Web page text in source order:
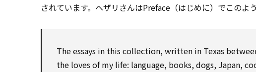
されています。ヘザリさんはPreface（はじめに）でこのよ
The essays in this collection, written in Texas
the loves of my life: language, books, dogs, Japan,